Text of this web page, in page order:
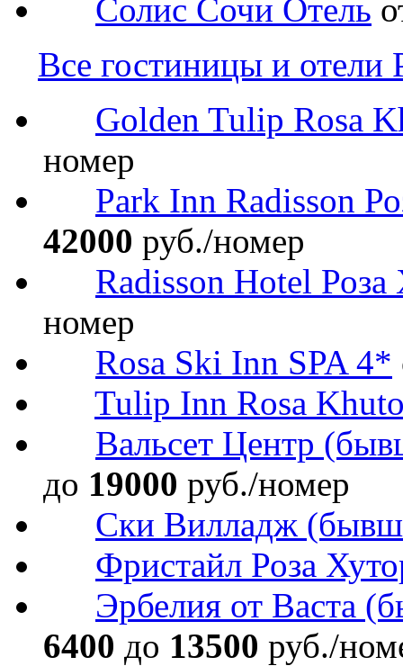
Солис Сочи Отель
Все гостиницы и отели
Golden Tulip Rosa
номер
Park Inn Radisson
42000 руб./номер
Radisson Hotel Роза
номер
Rosa Ski Inn SPA 4*
Tulip Inn Rosa
Вальсет Центр
до 19000 руб./номер
Ски Вилладж
Фристайл Роза
Эрбелия от Васта
6400 до 13500 руб./